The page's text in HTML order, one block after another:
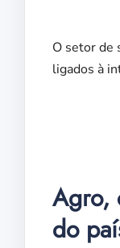
O setor de
ligados à
Agro,
do